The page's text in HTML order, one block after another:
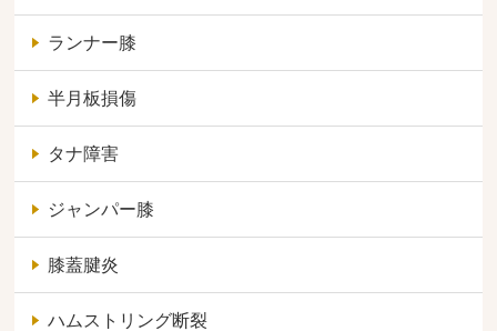
ランナー膝
半月板損傷
タナ障害
ジャンパー膝
膝蓋腱炎
ハムストリング断裂